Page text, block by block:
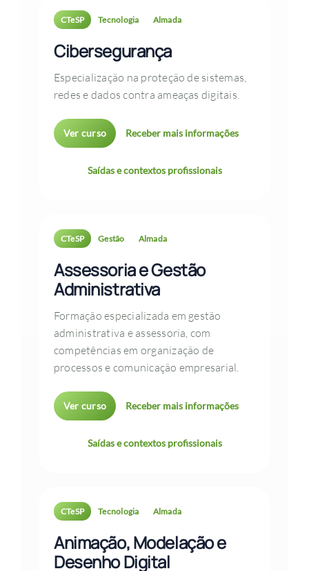
CTeSP Tecnologia Almada
Cibersegurança
Especialização na proteção de sistemas,
redes e dados contra ameaças digitais.
Ver curso Receber mais informações
Saídas e contextos profissionais
CTeSP Gestão Almada
Assessoria e Gestão
Administrativa
Formação especializada em gestão
administrativa e assessoria, com
competências em organização de
processos e comunicação empresarial.
Ver curso Receber mais informações
Saídas e contextos profissionais
CTeSP Tecnologia Almada
Animação, Modelação e
Desenho Digital